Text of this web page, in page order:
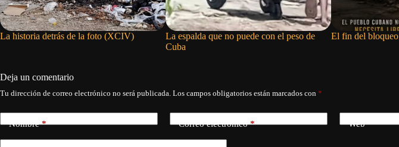
La historia detrás de la foto (XCIV)
La espalda que no puede con el peso de
Cuba
El fin del bloqueo
Deja un comentario
Tu dirección de correo electrónico no será publicada. Los campos obligatorios están marcados con *
Nombre* Correo electrónico* Web